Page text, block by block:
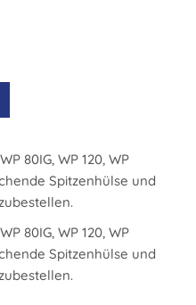
80IG, WP 120, WP
Spitzenhülse und
80IG, WP 120, WP
Spitzenhülse und